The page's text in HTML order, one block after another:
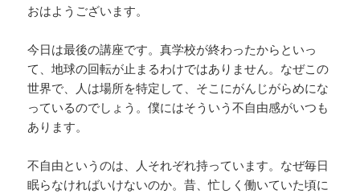
おはようございます。
今日は最後の講座です。真学校が終わったからといっ
て、地球の回転が止まるわけではありません。なぜこの
世界で、人は場所を特定して、そこにがんじがらめにな
っているのでしょう。僕にはそういう不自由感がいつも
あります。
不自由というのは、人それぞれ持っています。なぜ毎日
眠らなければいけないのか。昔、忙しく働いていた頃に